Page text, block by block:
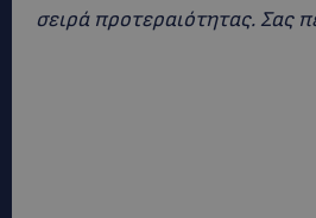
σειρά προτεραιότητας. Σας